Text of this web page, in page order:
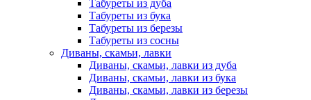
Табуреты из дуба
Табуреты из бука
Табуреты из березы
Табуреты из сосны
Диваны, скамьи, лавки
Диваны, скамьи, лавки из дуба
Диваны, скамьи, лавки из бука
Диваны, скамьи, лавки из березы